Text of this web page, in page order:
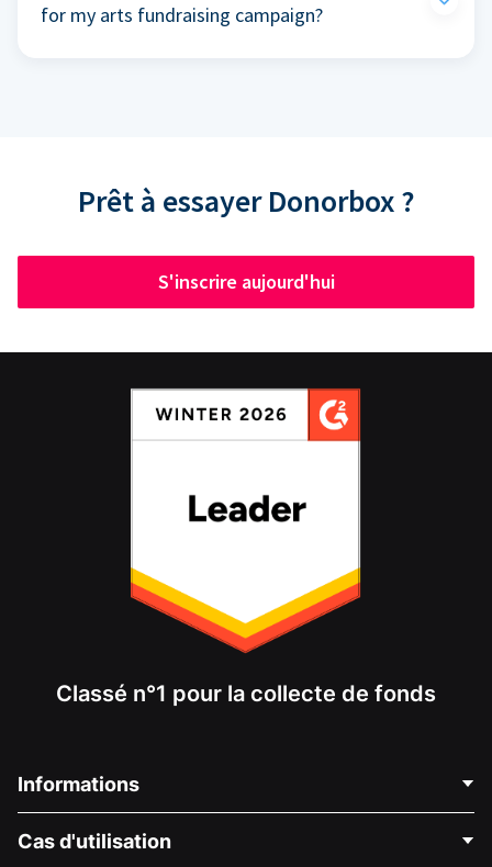
for my arts fundraising campaign?
Prêt à essayer Donorbox ?
S'inscrire aujourd'hui
Classé n°1 pour la collecte de fonds
Informations
À propos de nous
Cas d'utilisation